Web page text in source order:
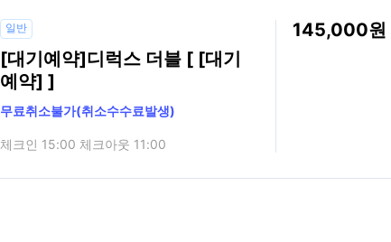
일반
[대기예약]디럭스 더블 [ [대기
예약] ]
무료취소불가(취소수수료발생)
체크인 15:00 체크아웃 11:00
145,000